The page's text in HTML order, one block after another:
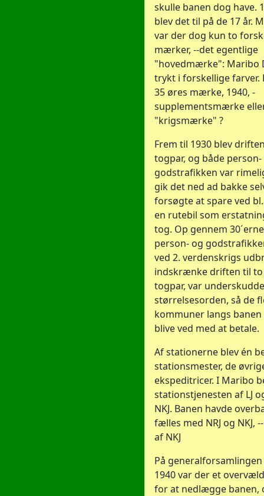
skulle banen dog have.
blev det til på de 17 år.
var der dog kun to
mærker, --det egentlige
"hovedmærke": Maribo
trykt i forskellige farver.
35 øres mærke, 1940, -
supplementsmærke
"krigsmærke" ?
Frem til 1930 blev
togpar, og både
godstrafikken var
gik det ned ad bakke
forsøgte at spare ved
en rutebil som
tog. Op gennem
person- og
ved 2. verdenskrigs
indskrænke driften til to
togpar, var
størrelsesorden, så de
kommuner langs
blive ved med at betale.
Af stationerne blev én
stationsmester, de
ekspeditricer. I Maribo
stationstjenesten af LJ
NKJ. Banen havde
fælles med NRJ og NKJ,
af NKJ
På
1940 var der et
for at nedlægge banen,